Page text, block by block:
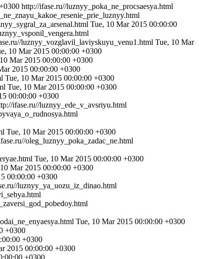
http://ifase.ru//luznyy_poka_ne_procsaesya.html
Tue, 10 Mar 2015 00:00:00
luznyy_vozglavil_laviyskuyu_venu1.html Tue, 10 Mar
10 Mar 2015 00:00:00 +0300
Mar 2015 00:00:00 +0300
2015 00:00:00 +0300
Tue, 10 Mar 2015 00:00:00 +0300
Tue, 10 Mar 2015 00:00:00 +0300
00:00:00 +0300
ifase.ru//luznyy_ede_v_avsriyu.html
Tue, 10 Mar 2015 00:00:00 +0300
oleg_luznyy_poka_zadac_ne.html
Tue, 10 Mar 2015 00:00:00 +0300
Mar 2015 00:00:00 +0300
00:00:00 +0300
luznyy_ya_uozu_iz_dinao.html
Tue, 10 Mar 2015 00:00:00 +0300
+0300
+0300
2015 00:00:00 +0300
+0300